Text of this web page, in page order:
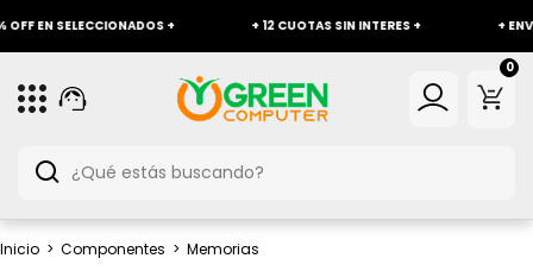
EN SELECCIONADOS + + 12 CUOTAS SIN INTERES + +
0
Inicio > Componentes > Memorias